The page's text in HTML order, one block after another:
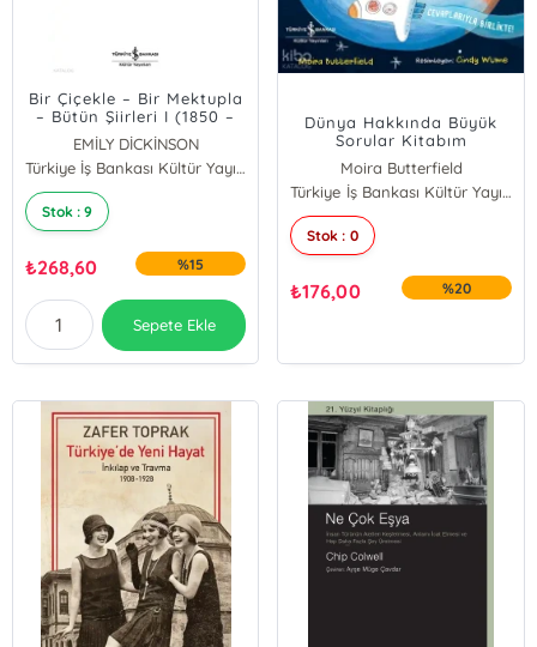
Bir Çiçekle – Bir Mektupla
– Bütün Şiirleri I (1850 –
1862)
EMİLY DİCKİNSON
Türkiye İş Bankası Kültür Yayınları
Stok : 9
₺268,60 %15
Sepete Ekle
Dünya Hakkında Büyük
Sorular Kitabım
Moira Butterfield
Türkiye İş Bankası Kültür Yayınları
Stok : 0
₺176,00 %20